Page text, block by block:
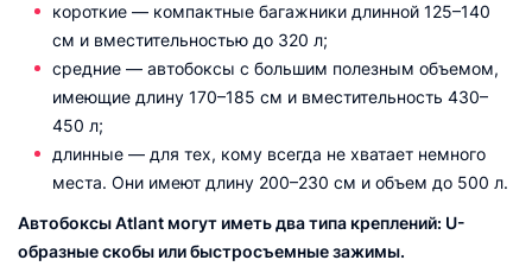
короткие — компактные багажники длинной 125–140
см и вместительностью до 320 л;
средние — автобоксы с большим полезным объемом,
имеющие длину 170–185 см и вместительность 430–
450 л;
длинные — для тех, кому всегда не хватает немного
места. Они имеют длину 200–230 см и объем до 500 л.
Автобоксы Atlant могут иметь два типа креплений: U-
образные скобы или быстросъемные зажимы.